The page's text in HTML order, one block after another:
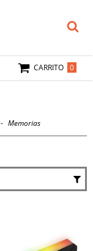
CARRITO 0
- Memorias